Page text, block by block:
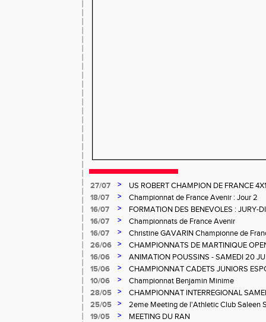
27/07 >
US ROBERT CHAMPION DE FRANCE
18/07
>
Championnat de France Avenir : Jour 2
16/07
>
FORMATION DES BENEVOLES : JURY-
16/07
>
Championnats de France Avenir
16/07
>
Christine GAVARIN Championne de
26/06
>
CHAMPIONNATS DE MARTINIQUE
16/06
>
ANIMATION POUSSINS - SAMEDI 20
15/06
>
CHAMPIONNAT CADETS JUNIORS
10/06
>
Championnat Benjamin Minime
28/05
>
CHAMPIONNAT INTERREGIONAL
Gosier
25/05 >
2eme Meeting de l'Athletic Club Saleen
19/05
>
MEETING DU RAN